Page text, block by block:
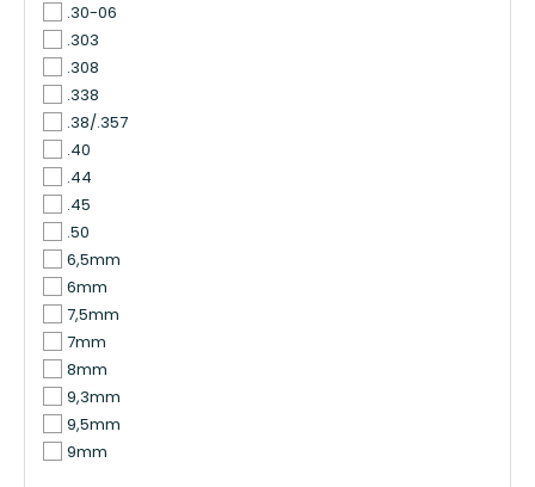
.30-06
.303
.308
.338
.38/.357
.40
.44
.45
.50
6,5mm
6mm
7,5mm
7mm
8mm
9,3mm
9,5mm
9mm